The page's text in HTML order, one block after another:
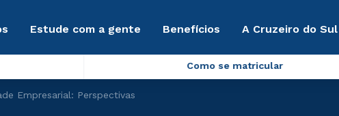
Estude com a gente Benefícios A Cruzeiro do
Como se matricular
Empresarial: Perspectivas